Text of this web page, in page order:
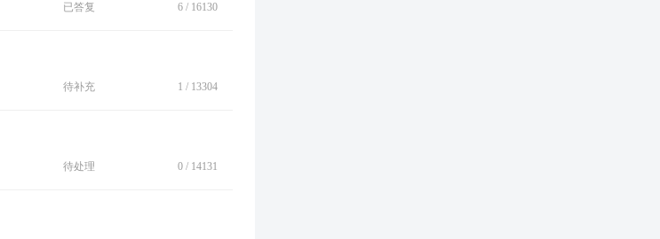
已答复 6 / 16130
待补充 1 / 13304
待处理 0 / 14131